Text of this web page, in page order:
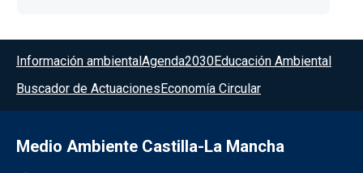
Menú del pie
Información ambiental Agenda2030Educación Ambiental
Buscador de Actuaciones Economía Circular
Medio Ambiente Castilla-La Mancha